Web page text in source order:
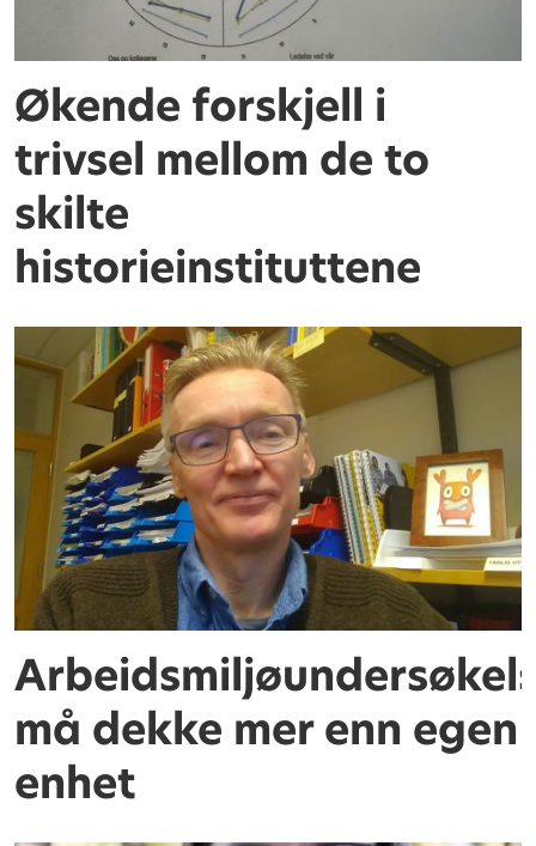
Økende forskjell i
trivsel mellom de to
skilte
historieinstituttene
må dekke mer enn egen
enhet